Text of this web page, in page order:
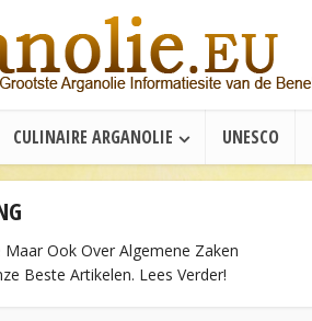
CULINAIRE ARGANOLIE UNESCO
Ook Over Algemene Zaken
Beste Artikelen. Lees Verder!